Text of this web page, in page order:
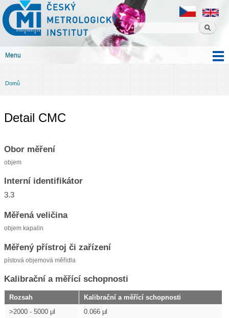
obsahu
Český
metrologický
institut
Menu
Jste zde
Domů
Detail CMC
Obor měření
objem
Interní identifikátor
3.3
Měřená veličina
objem kapalin
Měřený přístroj či zařízení
pístová objemová měřidla
Kalibrační a měřící schopnosti
Rozsah
Kalibrační a měřící schopnosti
>2000 - 5000 μl
0.066 μl